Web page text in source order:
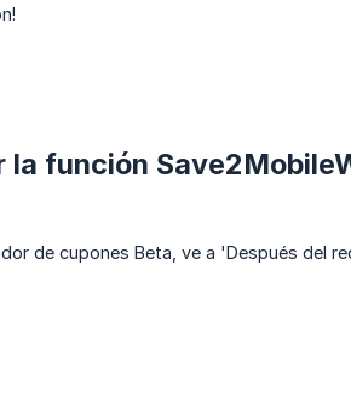
la función
de cupones Beta, ve a 'Después del